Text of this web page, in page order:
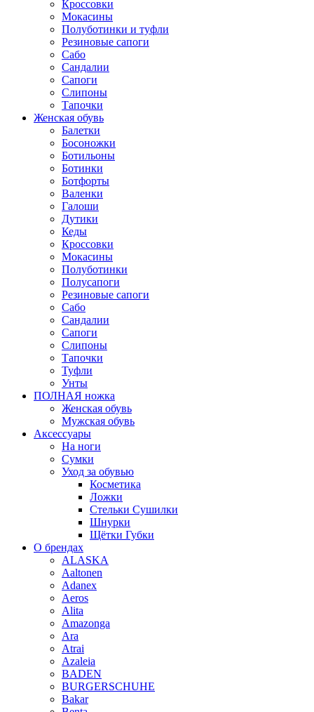
Кроссовки
Мокасины
Полуботинки и туфли
Резиновые сапоги
Сабо
Сандалии
Сапоги
Слипоны
Тапочки
Женская обувь
Балетки
Босоножки
Ботильоны
Ботинки
Ботфорты
Валенки
Галоши
Дутики
Кеды
Кроссовки
Мокасины
Полуботинки
Полусапоги
Резиновые сапоги
Сабо
Сандалии
Сапоги
Слипоны
Тапочки
Туфли
Унты
ПОЛНАЯ ножка
Женская обувь
Мужская обувь
Аксессуары
На ноги
Сумки
Уход за обувью
Косметика
Ложки
Стельки Сушилки
Шнурки
Щётки Губки
О брендах
ALASKA
Aaltonen
Adanex
Aeros
Alita
Amazonga
Ara
Atrai
Azaleia
BADEN
BURGERSCHUHE
Bakar